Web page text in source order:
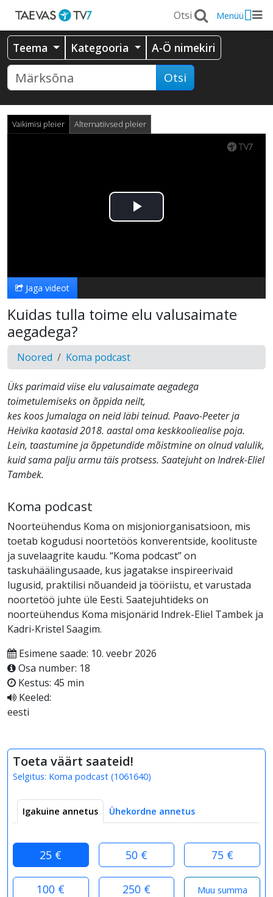
Menüü
Teema Kategooria A-Ö nimekiri
Otsi
Vaikimisi pleier Alternatiivsed pleier
Esita
Jaga videot
Kuidas tulla toime elu valusaimate
aegadega?
Noored Koma podcast
Üks parimaid viise elu valusaimate aegadega
toimetulemiseks on õppida neilt,
kes koos Jumalaga on neid läbi teinud. Paavo-Peeter ja
Heivika kaotasid 2018. aastal oma keskkooliealise poja.
Lein, taastumine ja õppetundide mõistmine on olnud valulik,
kuid sama palju armu täis protsess. Saatejuht on Indrek-Eliel
Tambek.
Koma podcast
Noorteühendus Koma on misjoniorganisatsioon, mis
toetab kogudusi noortetöös konverentside, koolituste
ja suvelaagrite kaudu. “Koma podcast” on
taskuhäälingusaade, kus jagatakse inspireerivaid
lugusid, praktilisi nõuandeid ja tööriistu, et varustada
noortetöö juhte üle Eesti. Saatejuhtideks on
noorteühendus Koma misjonärid Indrek-Eliel Tambek ja
Kadri-Kristel Saagim.
Esimene saade: 10. veebr 2026
Osa number: 18
Kestus: 45 min
Keeled:
eesti
Toeta väärt saateid!
Selgitus: Koma podcast (1061640)
Igakuine annetus Ühekordne annetus
25 € 50 € 75 €
100 € 250 €